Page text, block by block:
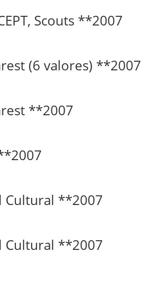
Scouts **2007
(6 valores) **2007
**2007
Cultural **2007
Cultural **2007